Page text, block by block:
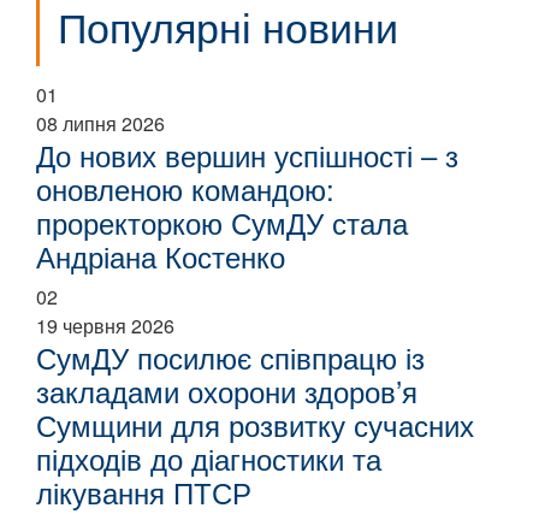
Популярні новини
01
08 липня 2026
До нових вершин успішності – з
оновленою командою:
проректоркою СумДУ стала
Андріана Костенко
02
19 червня 2026
СумДУ посилює співпрацю із
закладами охорони здоров’я
Сумщини для розвитку сучасних
підходів до діагностики та
лікування ПТСР